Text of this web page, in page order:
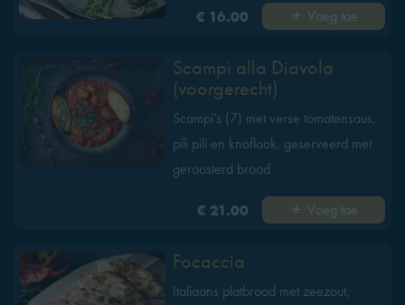
€ 16.00 Voeg toe
Scampi alla Diavola
(voorgerecht)
Scampi’s (7) met verse tomatensaus,
pili pili en knoflook, geserveerd met
geroosterd brood
€ 21.00 Voeg toe
Focaccia
Italiaans platbrood met zeezout,